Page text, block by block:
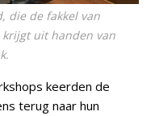
die de fakkel van
krijgt uit handen van
keerden de
terug naar hun